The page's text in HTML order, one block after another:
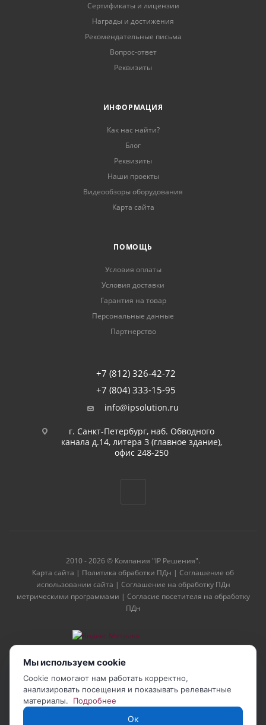
Сертификаты и лицензии
Награды и достижения
Рекомендательные письма
Вопрос-ответ
Реквизиты
ИНФОРМАЦИЯ
Как нас найти?
Блог
Реквизиты
Наши проекты
Видеообзоры оборудования
Карта сайта
ПОМОЩЬ
Условия оплаты
Условия доставки
Гарантия на товар
Персональные данные
Партнерство
+7 (812) 326-42-72
+7 (804) 333-15-95
info@ipsolution.ru
г. Санкт-Петербург, наб. Обводного
канала д.14, литера З (главное здание),
офис 248-250
2010 - 2026 © Компания "IP Решения".
Карта сайта | Политика обработки ПДн | Соглашение об
использовании сайта | Соглашение на обработку ПДн
метрическими программами | Согласие посетителя на обработку
ПДн
Мы используем cookie
Cookie помогают нам работать корректно,
анализировать посещения и показывать релевантные
материалы.
Подробнее
Ок